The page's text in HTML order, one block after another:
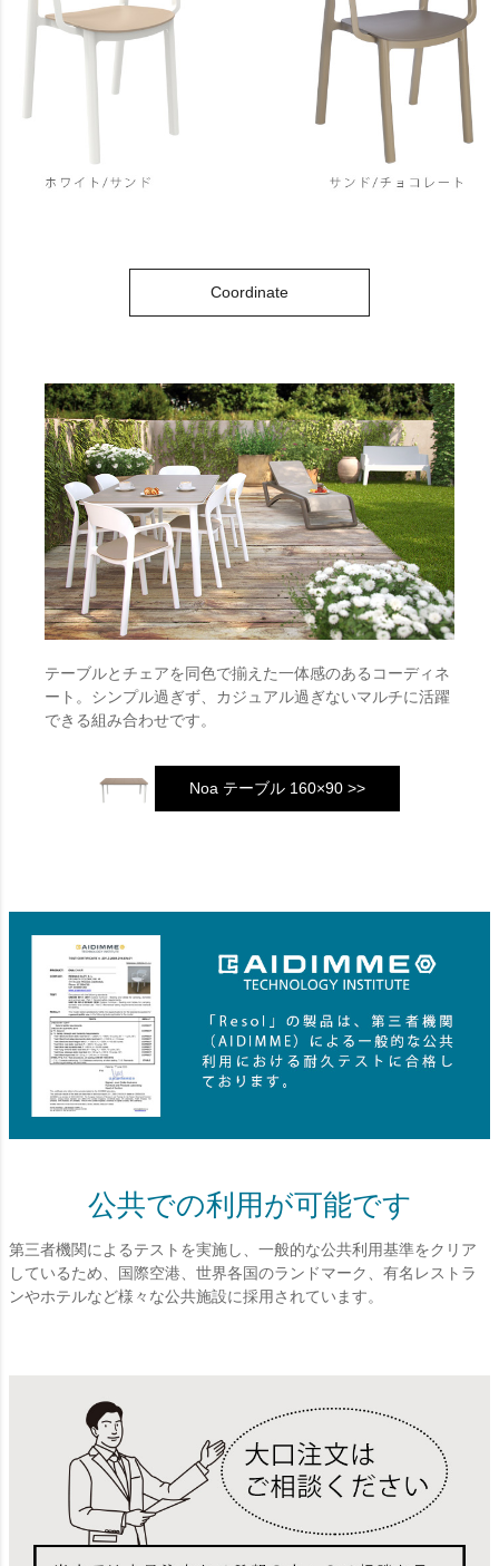
Coordinate
テーブルとチェアを同色で揃えた一体感のあるコーディネ
ート。シンプル過ぎず、カジュアル過ぎないマルチに活躍
できる組み合わせです。
Noa テーブル 160×90 >>
公共での利用が可能です
第三者機関によるテストを実施し、一般的な公共利用基準をクリア
しているため、国際空港、世界各国のランドマーク、有名レストラ
ンやホテルなど様々な公共施設に採用されています。